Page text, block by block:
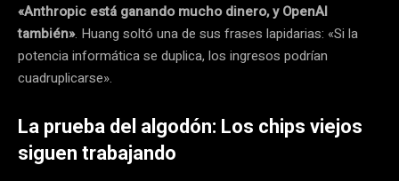
«Anthropic está ganando mucho dinero, y OpenAI
también». Huang soltó una de sus frases lapidarias: «Si la
potencia informática se duplica, los ingresos podrían
cuadruplicarse».
La prueba del algodón: Los chips viejos
siguen trabajando